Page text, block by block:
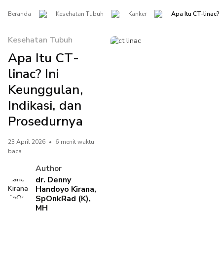
Beranda Kesehatan Tubuh Kanker Apa Itu CT-
Kesehatan Tubuh
Apa Itu CT-
linac? Ini
Keunggulan,
Indikasi, dan
Prosedurnya
23 April 2026 • 6 menit waktu
baca
Author
dr. Denny
Handoyo Kirana,
SpOnkRad (K),
MH